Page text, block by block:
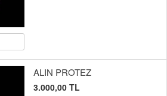
ALIN PROTEZ
3.000,00 TL